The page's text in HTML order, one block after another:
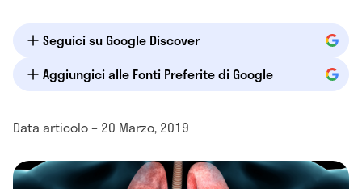
Seguici su Google Discover
Aggiungici alle Fonti Preferite di Google
Data articolo – 20 Marzo, 2019